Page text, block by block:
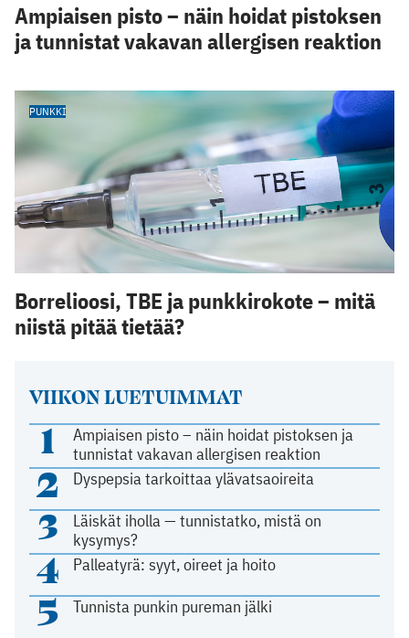
VIIKON LUETUIMMAT
1
Ampiaisen pisto – näin hoidat pistoksen ja
tunnistat vakavan allergisen reaktion
2 Dyspepsia tarkoittaa ylävatsaoireita
3
Läiskät iholla — tunnistatko, mistä on
kysymys?
4 Palleatyrä: syyt, oireet ja hoito
5 Tunnista punkin pureman jälki
Ampiaisen pisto – näin hoidat pistoksen
ja tunnistat vakavan allergisen reaktion
PUNKKI
Borrelioosi, TBE ja punkkirokote – mitä
niistä pitää tietää?